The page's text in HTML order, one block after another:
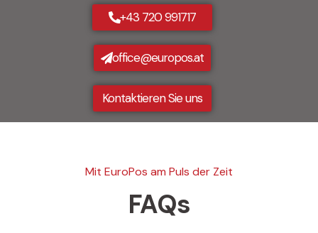
+43 720 991717
office@europos.at
Kontaktieren Sie uns
Mit EuroPos am Puls der Zeit
FAQs